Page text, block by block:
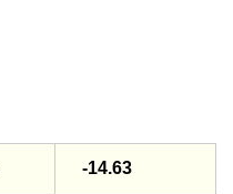
-14.63